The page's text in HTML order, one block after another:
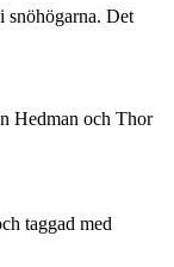
snöhögarna. Det
Hedman och Thor
taggad med